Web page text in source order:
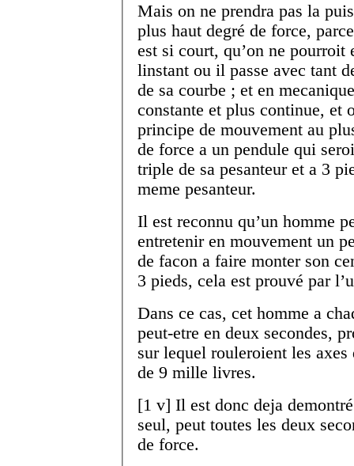
Mais on ne prendra pas la
plus haut degré de force,
est si court, qu’on ne pourroit
linstant ou il passe avec tant
de sa courbe ; et en
constante et plus continue, et
principe de mouvement au
de force a un pendule qui
triple de sa pesanteur et a 3
meme pesanteur.
Il est reconnu qu’un homme
entretenir en mouvement un
de facon a faire monter son
3 pieds, cela est prouvé par
Dans ce cas, cet homme a
peut-etre en deux secondes,
sur lequel rouleroient les
de 9 mille livres.
[1 v] Il est donc deja
seul, peut toutes les deux
de force.